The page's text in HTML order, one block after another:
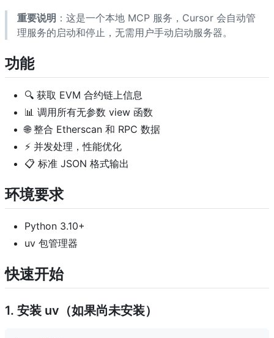
重要说明 ：这是一个本地 MCP 服务，Cursor 会自动管
理服务的启动和停止，无需用户手动启动服务器。
功能
🔍 获取 EVM 合约链上信息
📊 调用所有无参数 view 函数
🌐 整合 Etherscan 和 RPC 数据
⚡ 并发处理，性能优化
📋 标准 JSON 格式输出
环境要求
Python 3.10+
uv 包管理器
快速开始
1. 安装 uv（如果尚未安装）